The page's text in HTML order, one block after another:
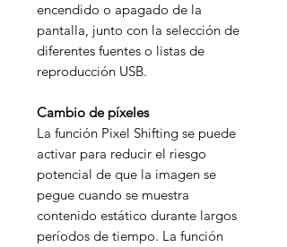
encendido o apagado de la
pantalla, junto con la selección de
diferentes fuentes o listas de
reproducción USB.
Cambio de píxeles
La función Pixel Shifting se puede
activar para reducir el riesgo
potencial de que la imagen se
pegue cuando se muestra
contenido estático durante largos
períodos de tiempo. La función